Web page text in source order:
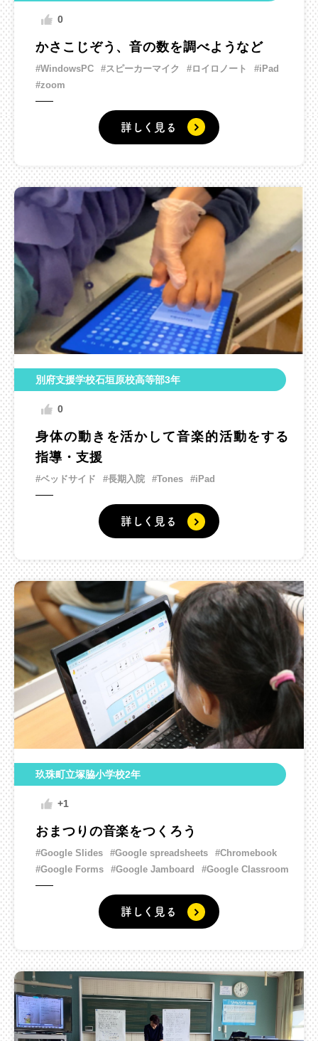
0
かさこじぞう、音の数を調べようなど
#WindowsPC #スピーカーマイク #ロイロノート
#iPad
#zoom
詳しく見る
別府支援学校石垣原校高等部3年
0
身体の動きを活かして音楽的活動をする
指導・支援
#ベッドサイド #長期入院 #Tones #iPad
詳しく見る
玖珠町立塚脇小学校2年
+1
おまつりの音楽をつくろう
#Google Slides #Google spreadsheets
#Chromebook
#Google Forms
#Google Jamboard #Google Classroom
詳しく見る